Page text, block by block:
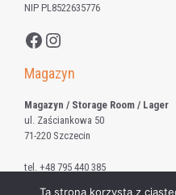
NIP PL8522635776
Facebook
Instagram
Magazyn
Magazyn / Storage Room / Lager
ul. Zaściankowa 50
71-220 Szczecin
tel. +48 795 440 385
Ta strona korzysta z